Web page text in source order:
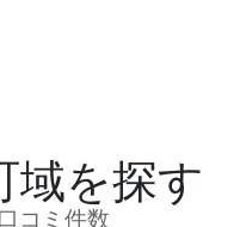
域を探す
コミ件数